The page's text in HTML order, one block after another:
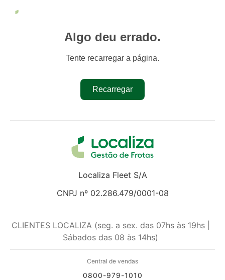
Algo deu errado.
Tente recarregar a página.
Recarregar
Localiza Fleet S/A
CNPJ nº 02.286.479/0001-08
CLIENTES LOCALIZA (seg. a sex. das 07hs às 19hs |
Sábados das 08 às 14hs)
Central de vendas
0800-979-1010